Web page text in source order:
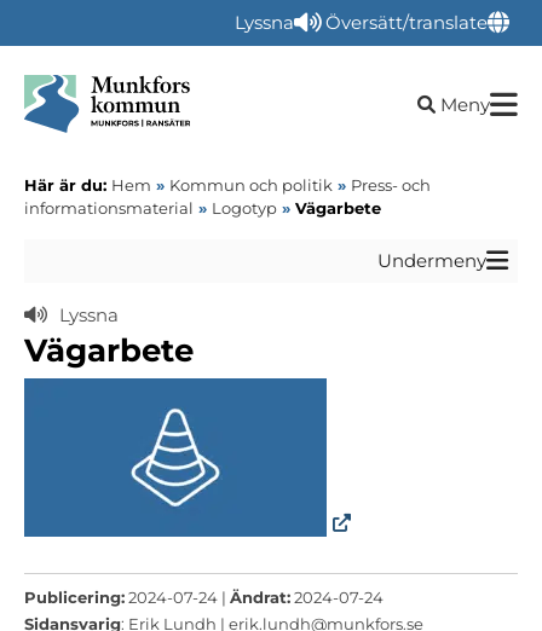
Lyssna Översätt/translate
Öppna
Meny
Här är du: Hem » Kommun och politik » Press- och
informationsmaterial » Logotyp » Vägarbete
Undermeny
Lyssna
Vägarbete
Publicering:2024-07-24 | Ändrat:2024-07-24
Sidansvarig: Erik Lundh | erik.lundh@munkfors.se